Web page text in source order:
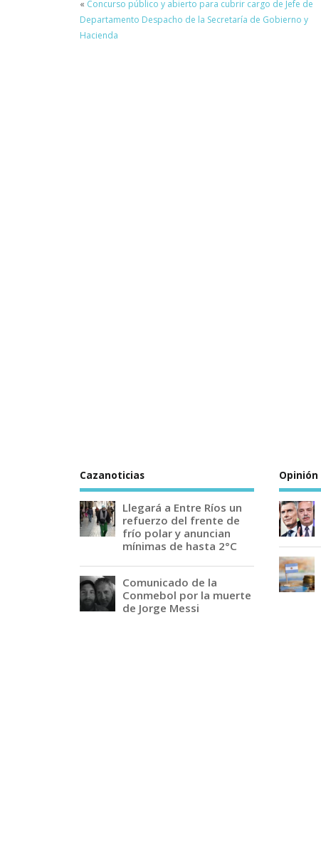
« Concurso público y abierto para cubrir cargo de Jefe de
Departamento Despacho de la Secretaría de Gobierno y
Hacienda
Cazanoticias
Llegará a Entre Ríos un
refuerzo del frente de
frío polar y anuncian
mínimas de hasta 2°C
Comunicado de la
Conmebol por la muerte
de Jorge Messi
Opinión